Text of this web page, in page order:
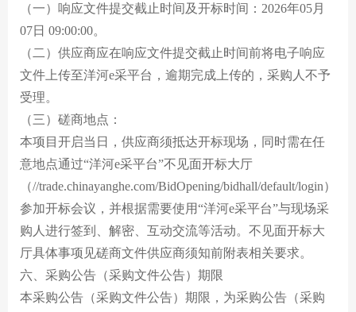
（一）响应文件提交截止时间及开标时间：2026年05月
07日 09:00:00。
（二）供应商应在响应文件提交截止时间前将电子响应
文件上传至洋河e采平台，逾期完成上传的，采购人不予
受理。
（三）磋商地点：
本项目开启当日，供应商须抵达开标现场，同时需在任
意地点通过“洋河e采平台”不见面开标大厅
（//trade.chinayanghe.com/BidOpening/bidhall/default/login）
参加开标会议，并根据需要使用“洋河e采平台”与现场采
购人进行签到、解密、互动交流等活动。不见面开标大
厅具体事项见磋商文件供应商须知前附表相关要求。
六、采购公告（采购文件公告）期限
本采购公告（采购文件公告）期限，为采购公告（采购